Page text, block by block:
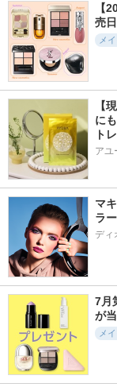
【
売
メ
【
に
ト
アユ
マ
ラ
ディ
7月
が
メ